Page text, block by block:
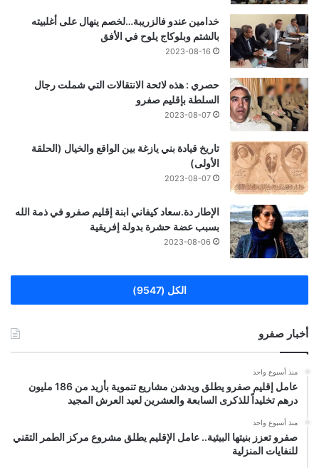
خدامين عندو فالزريبة…لخصم ينهال على أغلبيته
بالشتم وبلوكاج يلوح في الأفق
2023-08-16
حصري : هذه لائحة الانتقالات التي شملت رجال
السلطة بإقليم صفرو
2023-08-07
تاريخ قيادة بني يازغة بين الواقع والخيال (الحلقة
الأولى)
2023-08-07
الإطار دة.سعاد كيفاني ابنة إقليم صفرو في ذمة الله
بسبب عضة حشرة بدولة إفريقية
2023-08-06
الكل (9547)
أخبار صفرو
منذ أسبوع واحد
عامل إقليم صفرو يطلق ويدشن مشاريع تنموية بأزيد من 186 مليون
درهم تخليداً للذكرى السابعة والعشرين لعيد العرش المجيد
منذ أسبوع واحد
صفرو تعزز بنيتها البيئية.. عامل الإقليم يطلق مشروع مركز الطمر التقني
للنفايات المنزلية